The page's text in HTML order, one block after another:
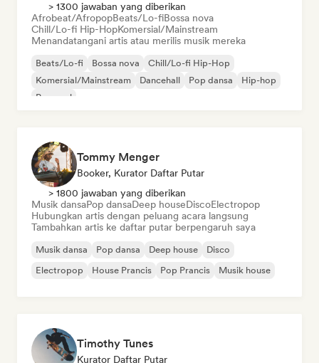
> 1300 jawaban yang diberikan
Afrobeat/AfropopBeats/Lo-fiBossa nova
Chill/Lo-fi Hip-HopKomersial/Mainstream
Menandatangani artis atau merilis musik mereka
Beats/Lo-fi Bossa nova
Chill/Lo-fi Hip-Hop
Komersial/Mainstream
Dancehall Pop dansa
Hip-hop
Pop soul
Tommy Menger
Booker, Kurator Daftar Putar
> 1800 jawaban yang diberikan
Musik dansaPop dansaDeep houseDiscoElectropop
Hubungkan artis dengan peluang acara langsung
Tambahkan artis ke daftar putar berpengaruh saya
Musik dansa Pop dansa Deep house
Disco
Electropop
House Prancis Pop Prancis Musik house
Timothy Tunes
Kurator Daftar Putar